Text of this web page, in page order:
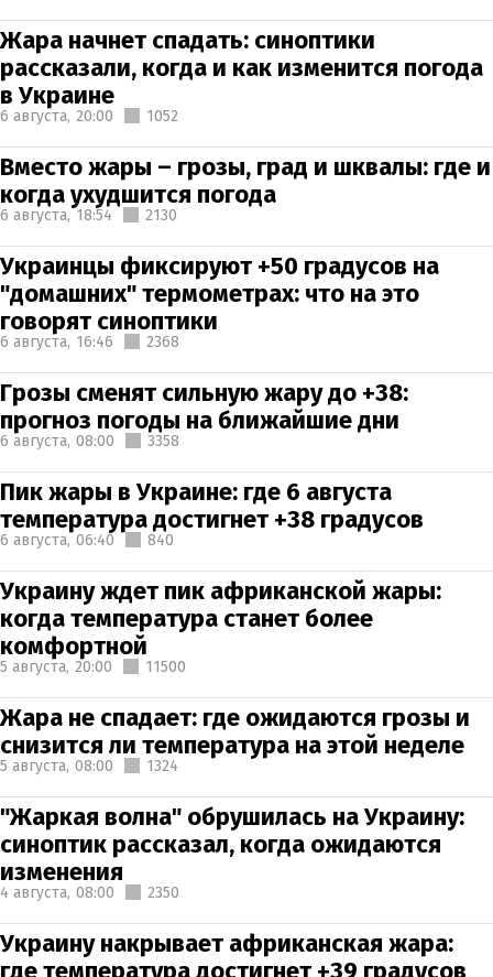
Жара начнет спадать: синоптики
рассказали, когда и как изменится погода
в Украине
6 августа, 20:00 1052
Вместо жары – грозы, град и шквалы: где и
когда ухудшится погода
6 августа, 18:54 2130
Украинцы фиксируют +50 градусов на
"домашних" термометрах: что на это
говорят синоптики
6 августа, 16:46 2368
Грозы сменят сильную жару до +38:
прогноз погоды на ближайшие дни
6 августа, 08:00 3358
Пик жары в Украине: где 6 августа
температура достигнет +38 градусов
6 августа, 06:40 840
Украину ждет пик африканской жары:
когда температура станет более
комфортной
5 августа, 20:00 11500
Жара не спадает: где ожидаются грозы и
снизится ли температура на этой неделе
5 августа, 08:00 1324
"Жаркая волна" обрушилась на Украину:
синоптик рассказал, когда ожидаются
изменения
4 августа, 08:00 2350
Украину накрывает африканская жара:
где температура достигнет +39 градусов